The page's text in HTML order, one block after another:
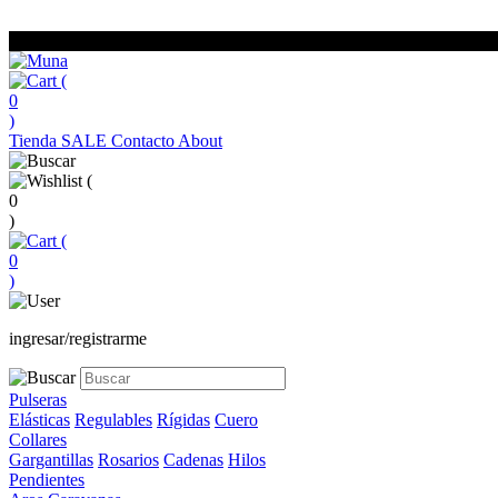
(
0
)
Tienda SALE Contacto About
(
0
)
(
0
)
ingresar/registrarme
Pulseras
Elásticas Regulables Rígidas Cuero
Collares
Gargantillas Rosarios Cadenas Hilos
Pendientes